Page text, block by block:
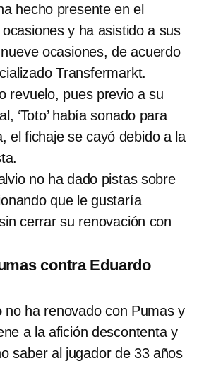
hecho presente en el
y ha asistido a sus
ocasiones, de acuerdo
Transfermarkt.
revuelo, pues previo a su
‘Toto’ había sonado para
el fichaje se cayó debido a la
no ha dado pistas sobre
que le gustaría
cerrar su renovación con
contra Eduardo
no ha renovado con Pumas y
a la afición descontenta y
saber al jugador de 33 años